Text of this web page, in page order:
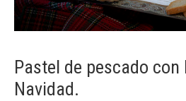
Pastel de pescado
Navidad.